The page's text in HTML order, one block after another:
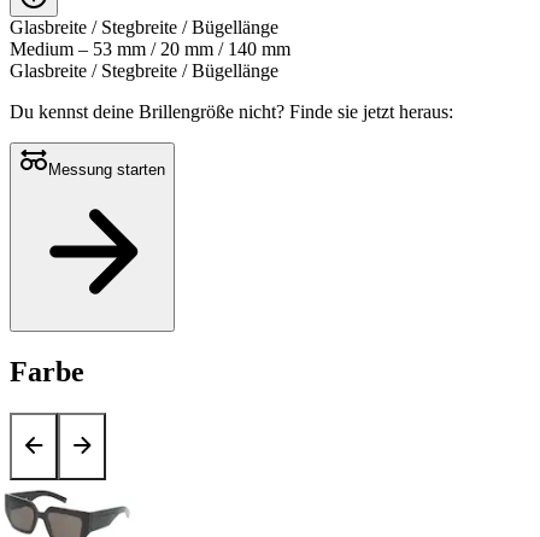
Glasbreite / Stegbreite / Bügellänge
Medium – 53 mm / 20 mm / 140 mm
Glasbreite / Stegbreite / Bügellänge
Du kennst deine Brillengröße nicht? Finde sie jetzt heraus:
Messung starten
Farbe